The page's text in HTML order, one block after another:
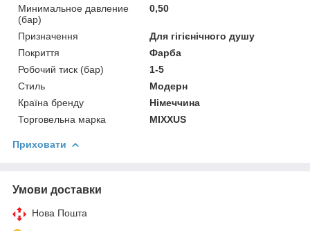
Минимальное давление
(бар)
0,50
Призначення
Для гігієнічного душу
Покриття
Фарба
Робочий тиск (бар)
1-5
Стиль
Модерн
Країна бренду
Німеччина
Торговельна марка
MIXXUS
Приховати
Умови доставки
Нова Пошта